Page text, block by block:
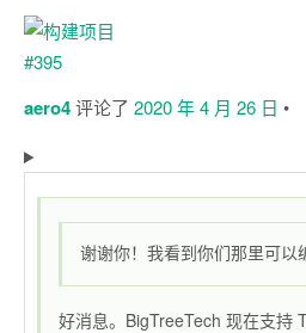
aero4评论了 2020 年 4 月 26 日 •
谢谢你！我看到你们那里可
好消息。BigTreeTech 现在支持